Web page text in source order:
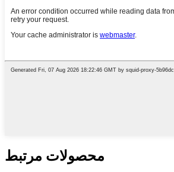
محصولات مرتبط